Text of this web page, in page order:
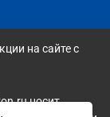
на сайте с
носит